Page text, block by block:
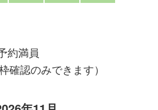
約満員
確認のみできます）